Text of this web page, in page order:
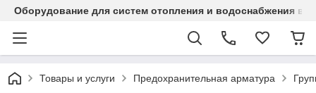
Оборудование для систем отопления и водоснабжения в
Товары и услуги Предохранительная арматура